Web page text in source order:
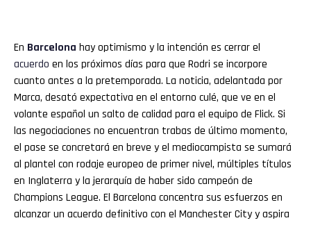
En Barcelona hay optimismo y la intención es cerrar el
acuerdo en los próximos días para que Rodri se incorpore
cuanto antes a la pretemporada. La noticia, adelantada por
Marca, desató expectativa en el entorno culé, que ve en el
volante español un salto de calidad para el equipo de Flick. Si
las negociaciones no encuentran trabas de último momento,
el pase se concretará en breve y el mediocampista se sumará
al plantel con rodaje europeo de primer nivel, múltiples títulos
en Inglaterra y la jerarquía de haber sido campeón de
Champions League. El Barcelona concentra sus esfuerzos en
alcanzar un acuerdo definitivo con el Manchester City y aspira